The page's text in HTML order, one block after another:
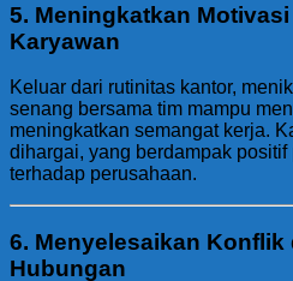
5. Meningkatkan
Karyawan
Keluar dari rutinitas kantor,
senang bersama tim mampu
meningkatkan semangat kerja.
dihargai, yang berdampak
terhadap perusahaan.
6. Menyelesaikan Konflik
Hubungan